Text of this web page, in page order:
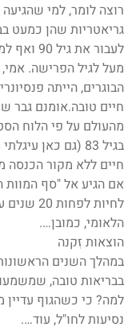
רוצה לומר, למי
גריאטריות שהן כמעט
מעל לגיל הפרישה.
מהעולם על פי הלוח
חיים ללא מקור
אם הגיע אל "סף המוות
לחיות
הלאומי, כמובן….
הוצאות זִקנה
במהלך השנים
בבריאות טובה,
למה? כי כשהגוף
נסיעות לחו"ל, עוד….